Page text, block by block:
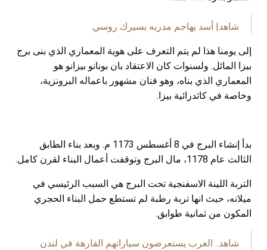
شاهد| أسد يهاجم مدربه بسيرك روسي
إلى يومنا هذا لم يتم التعرف على هوية المعماري الذي بنى برج
بيزا المائل. ولسنوات كان الاعتقاد بان بونانو بيزانو هو
المعماري الذي بناه، وهو فنان مشهور باعماله البرونزية،
وخاصة في كاثدرائية بيزا.
بدأ إنشاء البرج في 8 أغسطس 1173 م. وبعد بناء الطابق
الثالث عام 1178، مال البرج وتوقفت أعمال البناء لقرن كامل
.
التربة اللينة الاسفنجية تحت البرج هي السبب الرئيسي في
ميلانه، حيث انها تربة رطبة لم تستطع حمل البناء الحجري
المكون من ثمانية طوابق.
شاهد.. العرب يستعرضون سياراتهم الفارهة في لندن